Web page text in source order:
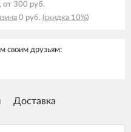
от 300 руб.
0 руб. (скидка 10%)
своим друзьям:
Доставка